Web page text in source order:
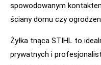
spowodowanym
ściany domu czy
Żyłka tnąca STIHL to
prywatnych i